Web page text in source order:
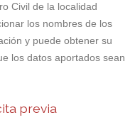
Civil de la localidad
los nombres de los
y puede obtener su
los datos aportados sean
previa